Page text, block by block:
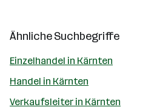
Ähnliche Suchbegriffe
Einzelhandel in Kärnten
Handel in Kärnten
Verkaufsleiter in Kärnten